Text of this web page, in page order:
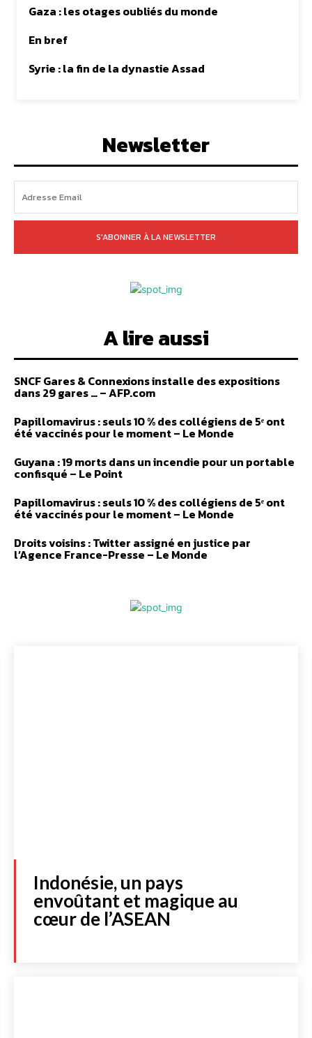
Gaza : les otages oubliés du monde
En bref
Syrie : la fin de la dynastie Assad
Newsletter
S'ABONNER À LA NEWSLETTER
A lire aussi
SNCF Gares & Connexions installe des expositions
dans 29 gares … – AFP.com
Papillomavirus : seuls 10 % des collégiens de 5ᵉ ont
été vaccinés pour le moment – Le Monde
Guyana : 19 morts dans un incendie pour un portable
confisqué – Le Point
Papillomavirus : seuls 10 % des collégiens de 5ᵉ ont
été vaccinés pour le moment – Le Monde
Droits voisins : Twitter assigné en justice par
l’Agence France-Presse – Le Monde
Indonésie, un pays
envoûtant et magique au
cœur de l’ASEAN